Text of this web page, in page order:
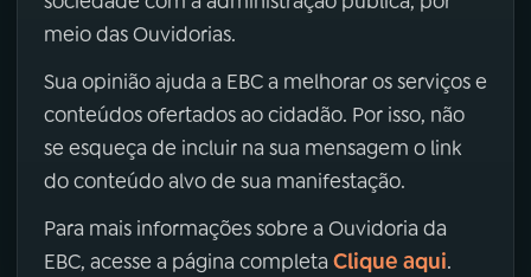
meio das Ouvidorias.
Sua opinião ajuda a EBC a melhorar os serviços e
conteúdos ofertados ao cidadão. Por isso, não
se esqueça de incluir na sua mensagem o link
do conteúdo alvo de sua manifestação.
Para mais informações sobre a Ouvidoria da
EBC, acesse a página completa Clique aqui.